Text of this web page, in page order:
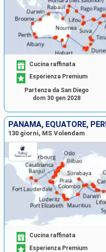
Cucina raffinata
Esperienza Premium
Partenza da San Diego
dom 30 gen 2028
130 giorni, MS Volendam
Cucina raffinata
Esperienza Premium